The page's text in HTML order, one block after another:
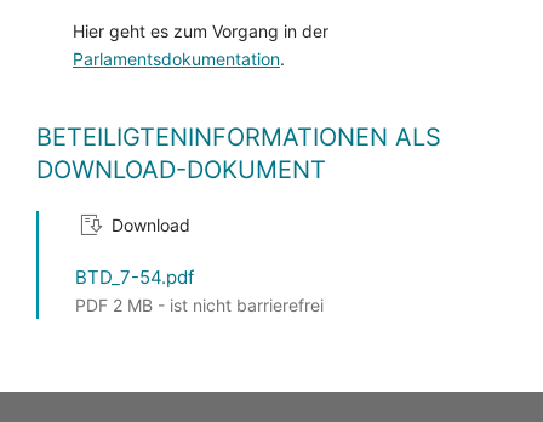
Hier geht es zum Vorgang in der
Parlamentsdokumentation.
BETEILIGTENINFORMATIONEN ALS
DOWNLOAD-DOKUMENT
Download
BTD_7-54.pdf
PDF 2 MB - ist nicht barrierefrei